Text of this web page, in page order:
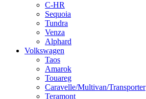
C-HR
Sequoia
Tundra
Venza
Alphard
Volkswagen
Taos
Amarok
Touareg
Caravelle/Multivan/Transporter
Teramont